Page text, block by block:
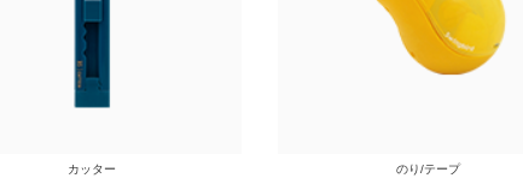
カッター のり/テープ